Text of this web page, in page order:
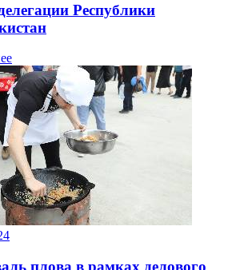
Республики
плова в рамках делового